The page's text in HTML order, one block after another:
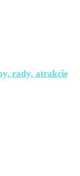
rady, atrakcie